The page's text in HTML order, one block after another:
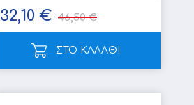
32,10 € 46,50 €
ΣΤΟ ΚΑΛΑΘΙ